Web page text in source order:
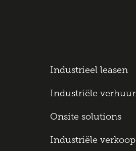
Industrieel leasen
Industriële verhuur
Onsite solutions
Industriële verkoop